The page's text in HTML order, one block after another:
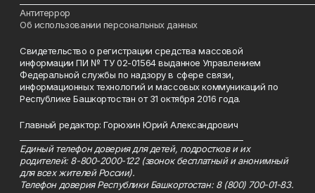
Антитеррор
Об использовании персональных данных
Свидетельство о регистрации средства массовой
информации ПИ № ТУ 02-01564 выданное Управлением
Федеральной службы по надзору в сфере связи,
информационных технологий и массовых коммуникаций по
Республике Башкортостан от 31 октября 2016 года.
Главный редактор: Горюхин Юрий Александрович
Единый телефон доверия для детей, подростков и их
родителей: 8-800-2000-122 (звонок бесплатный и анонимный
для всех жителей России).
Телефон доверия Республики Башкортостан: 8 (800) 700-01-83.